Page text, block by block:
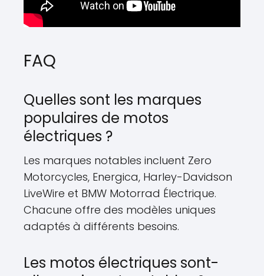
FAQ
Quelles sont les marques
populaires de motos
électriques ?
Les marques notables incluent Zero
Motorcycles, Energica, Harley-Davidson
LiveWire et BMW Motorrad Électrique.
Chacune offre des modèles uniques
adaptés à différents besoins.
Les motos électriques sont-